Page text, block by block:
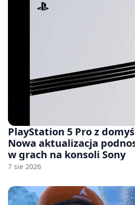
PlayStation 5 Pro z
Nowa aktualizacja
w grach na konsoli Sony
7 sie 2026